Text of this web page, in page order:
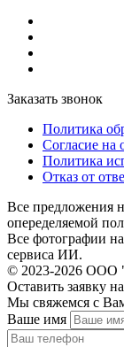
Заказать звонок
Политика
Согласие на
Политика
Отказ от
Все предложения
опеределяемой
Все фотографии
сервиса ИИ.
© 2023-2026 ООО
Оставить заявку
Мы свяжемся с
Ваше имя